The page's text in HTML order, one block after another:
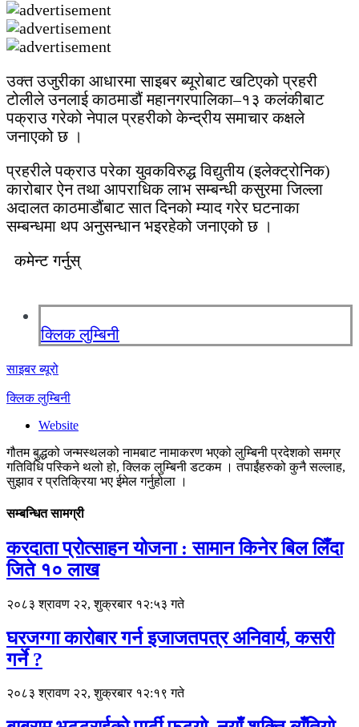
उक्त उजुरीका आधारमा साइबर ब्यूरोबाट खटिएको प्रहरी
टोलीले उनलाई काठमाडौं महानगरपालिका–१३ कलंकीबाट
पक्राउ गरेको नेपाल प्रहरीको केन्द्रीय समाचार कक्षले
जनाएको छ ।
प्रहरीले पक्राउ परेका युवकविरुद्ध विद्युतीय (इलेक्ट्रोनिक)
कारोबार ऐन तथा आपराधिक लाभ सम्बन्धी कसुरमा जिल्ला
अदालत काठमाडौंबाट सात दिनको म्याद गरेर घटनाका
सम्बन्धमा थप अनुसन्धान भइरहेको जनाएको छ ।
कमेन्ट गर्नुस्
क्लिक लुम्बिनी
साइबर ब्यूरो
क्लिक लुम्बिनी
Website
गौतम बुद्धको जन्मस्थलको नामबाट नामाकरण भएको लुम्बिनी प्रदेशको समग्र
गतिविधि पस्किने थलो हो, क्लिक लुम्बिनी डटकम । तपाईंहरुको कुनै सल्लाह,
सुझाव र प्रतिक्रिया भए ईमेल गर्नुहोला ।
सम्बन्धित सामग्री
करदाता प्रोत्साहन योजना : सामान किनेर बिल लिँदा
जिते १० लाख
२०८३ श्रावण २२, शुक्रबार १२:५३ गते
घरजग्गा कारोबार गर्न इजाजतपत्र अनिवार्य, कसरी
गर्ने ?
२०८३ श्रावण २२, शुक्रबार १२:१९ गते